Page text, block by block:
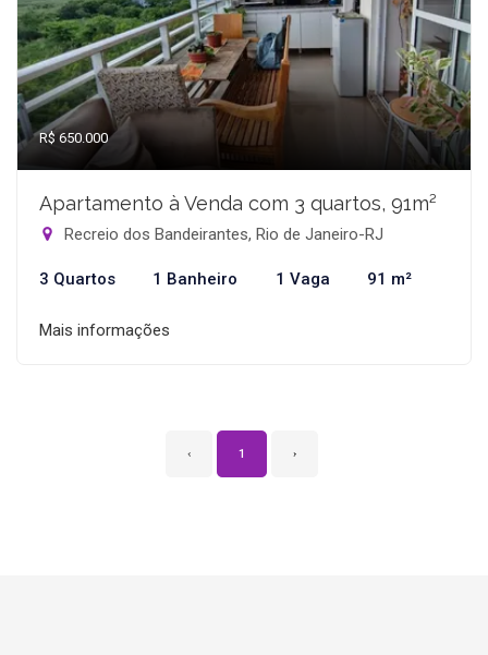
R$ 650.000
Apartamento à Venda com 3 quartos, 91m²
Recreio dos Bandeirantes, Rio de Janeiro-RJ
3 Quartos 1 Banheiro 1 Vaga 91 m²
Mais informações
‹ 1 ›